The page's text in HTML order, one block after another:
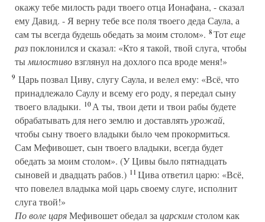
окажу тебе милость ради твоего отца Ионафана, - сказал
ему Давид. - Я верну тебе все поля твоего деда Саула, а
сам ты всегда будешь обедать за моим столом». 8Тотеще
разпоклонился и сказал: «Кто я такой, твой слуга, чтобы
ты милостивовзглянул на дохлого пса вроде меня!»
9 Царь позвал Циву, слугу Саула, и велел ему: «Всё, что
принадлежало Саулу и всему его роду, я передал сыну
твоего владыки. 10А ты, твои дети и твои рабы будете
обрабатывать для него землю и доставлятьурожай,
чтобы сыну твоего владыки было чем прокормиться.
Сам Мефивошет, сын твоего владыки, всегда будет
обедать за моим столом». (У Цивы было пятнадцать
сыновей и двадцать рабов.) 11Цива ответил царю: «Всё,
что повелел владыка мой царь своему слуге, исполнит
слуга твой!»
По воле царяМефивошет обедал за царскимстолом как